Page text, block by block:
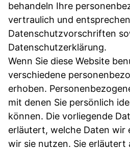
behandeln Ihre
vertraulich und
Datenschutzvorschriften
Datenschutzerklärung.
Wenn Sie diese Website
verschiedene
erhoben.
mit denen Sie persönlich
können. Die vorliegende
erläutert, welche Daten wir
wir sie nutzen. Sie erläutert